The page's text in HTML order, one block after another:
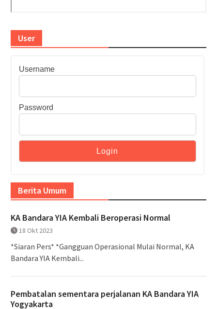
User
Username
Password
Berita Umum
KA Bandara YIA Kembali Beroperasi Normal
18 Okt 2023
*Siaran Pers* *Gangguan Operasional Mulai Normal, KA
Bandara YIA Kembali...
Pembatalan sementara perjalanan KA Bandara YIA
Yogyakarta